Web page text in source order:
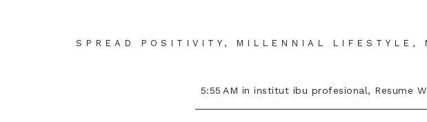
SPREAD POSITIVITY, MILLENNIAL LIFESTYLE,
5:55 AM ininstitut ibu profesional, Resume